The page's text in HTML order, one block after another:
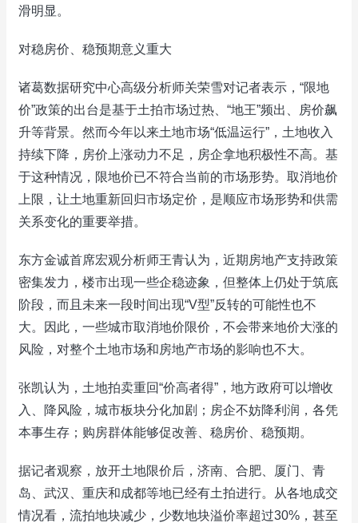
滑明显。
对稳房价、稳预期意义重大
诸葛数据研究中心高级分析师关荣雪对记者表示，“限地
价”政策的出台是基于土拍市场过热、“地王”频出、房价飙
升等背景。然而今年以来土地市场“低温运行”，土地收入
持续下降，房价上涨动力不足，房企拿地积极性不高。基
于这种情况，限地价已不符合当前的市场形势。取消地价
上限，让土地重新回归市场定价，是顺应市场形势和供需
关系变化的重要举措。
东方金诚首席宏观分析师王青认为，近期房地产支持政策
密集发力，楼市出现一些企稳迹象，但整体上仍处于筑底
阶段，而且未来一段时间出现“V型”反转的可能性也不
大。因此，一些城市取消地价限价，不会带来地价大涨的
风险，对整个土地市场和房地产市场的影响也不大。
张凯认为，土地拍卖重回“价高者得”，地方政府可以增收
入、降风险，城市板块分化加剧；房企不妨降利润，各凭
本事生存；购房群体能够促改善、稳房价、稳预期。
据记者观察，放开土地限价后，济南、合肥、厦门、青
岛、武汉、重庆和成都等地已经有土拍进行。从各地成交
情况看，流拍地块减少，少数地块溢价率超过30%，甚至